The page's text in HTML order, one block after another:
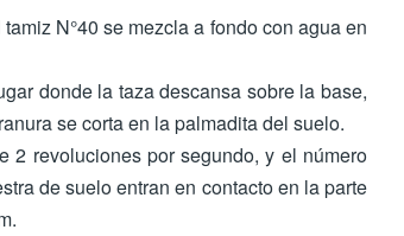
N°40 se mezcla a fondo con agua en
donde la taza descansa sobre la base,
se corta en la palmadita del suelo.
2 revoluciones por segundo, y el número
de suelo entran en contacto en la parte